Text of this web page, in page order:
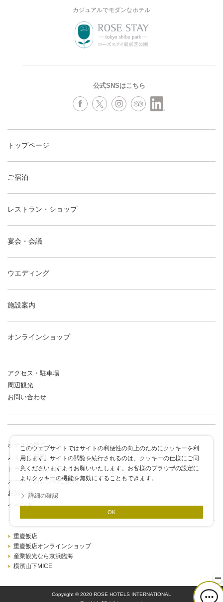
このウェブサイトではサイトの利便性の向上のためにクッキーを利
用します。サイトの閲覧を続行されるのは、クッキーの仕様にご同
意くださいますようお願いいたします。お客様のブラウザの設定に
よりクッキーの機能を無効にすることもできます。
詳細の確認
OK
カジュアルでモダンなホテル
公式SNSはこちら
トップページ
ご宿泊
レストラン・ショップ
宴会・会議
ウエディング
施設案内
オンラインショップ
アクセス・駐車場
周辺観光
お問い合わせ
ホテルの歴史
よくある質問
ドラゴンポイントカード
メールマガジンのご案内
お知らせ
イベント
重慶飯店
重慶飯店オンラインショップ
産業観光なら京浜臨海
横濱山下MICE
Copyright © 2020 ROSE HOTELS INTERNATIONAL